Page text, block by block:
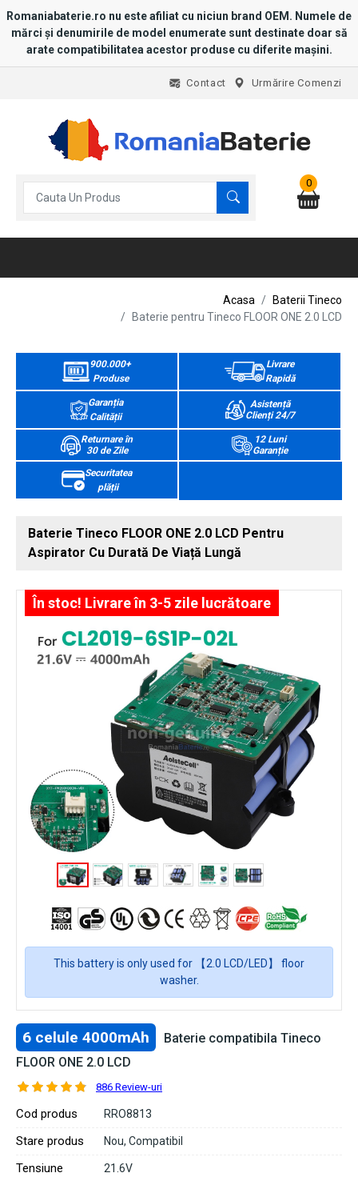
Romaniabaterie.ro nu este afiliat cu niciun brand OEM. Numele de
mărci și denumirile de model enumerate sunt destinate doar să
arate compatibilitatea acestor produse cu diferite mașini.
Urmărire Comenzi
Contact
0
Acasa
Baterii Tineco
Baterie pentru Tineco FLOOR ONE 2.0 LCD
900.000+
Produse
Livrare
Rapidă
Garanția
Calității
Asistență
Clienți 24/7
Returnare în
30 de Zile
12 Luni
Garanție
Securitatea
plății
Baterie Tineco FLOOR ONE 2.0 LCD Pentru
Aspirator Cu Durată De Viață Lungă
This battery is only used for 【2.0 LCD/LED】 floor
washer.
În stoc! Livrare în 3-5 zile lucrătoare
6 celule 4000mAh
Baterie compatibila Tineco
FLOOR ONE 2.0 LCD
886 Review-uri
Cod produs RRO8813
Stare produs Nou, Compatibil
Tensiune 21.6V